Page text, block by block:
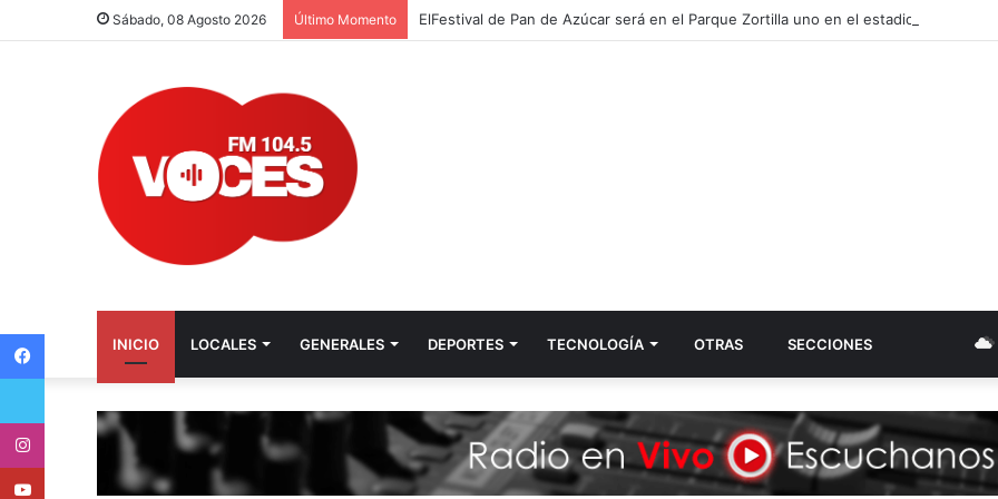
Sábado, 08 Agosto 2026 Último Momento ElFestival de Pan de Azúcar será en el Parque Zortilla uno en el estadio
INICIO LOCALES GENERALES DEPORTES TECNOLOGÍA OTRAS SECCIONES
Instagram